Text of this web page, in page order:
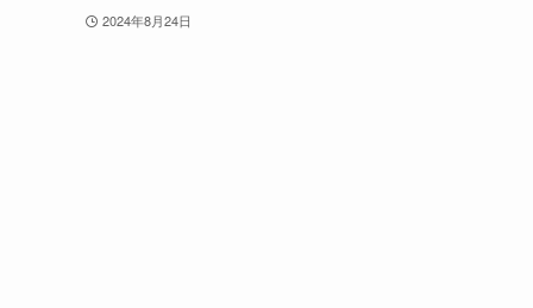
2024年8月24日